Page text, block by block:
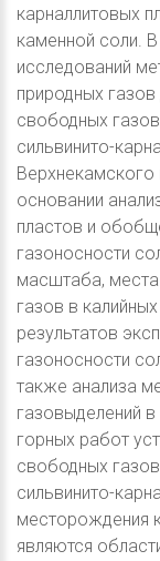
карналлитовых
каменной соли.
исследований
природных
свободных
сильвинито-
основании
пластов и
газоносности
масштаба, места
газов в
результатов
газоносности
также анализа
газовыделений в
горных работ
свободных
сильвинито-
месторождения
являются